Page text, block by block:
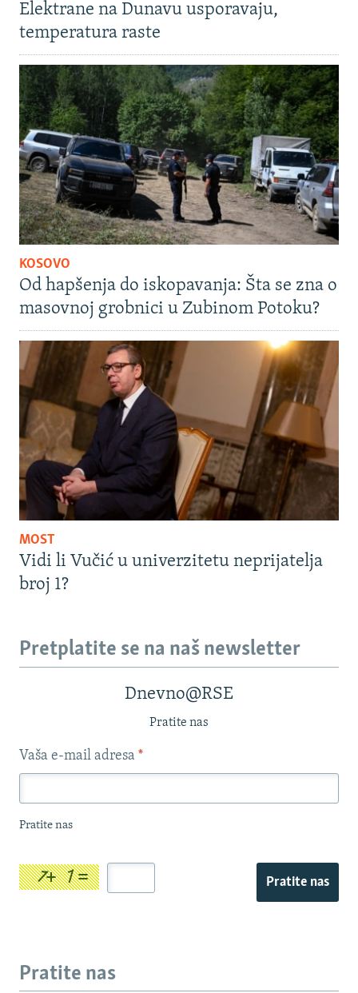
Elektrane na Dunavu usporavaju,
temperatura raste
KOSOVO
Od hapšenja do iskopavanja: Šta se zna o
masovnoj grobnici u Zubinom Potoku?
MOST
Vidi li Vučić u univerzitetu neprijatelja
broj 1?
Pretplatite se na naš newsletter
Dnevno@RSE
Pratite nas
Vaša e-mail adresa *
Pratite nas
Pratite nas
Pratite nas